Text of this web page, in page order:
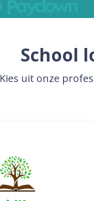
School
Kies uit onze